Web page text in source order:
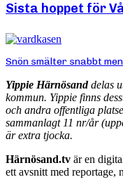
Sista hoppet för
Snön smälter snabbt
Yippie Härnösanddelas
kommun. Yippie finns
och andra offentliga
sammanlagt 11 nr/år
är extra tjocka.
Härnösand.tv är en
ett avsnitt med reportage,